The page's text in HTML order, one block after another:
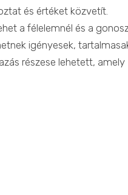
és értéket közvetít.
a félelemnél és a
igényesek,
részese lehetett, amely